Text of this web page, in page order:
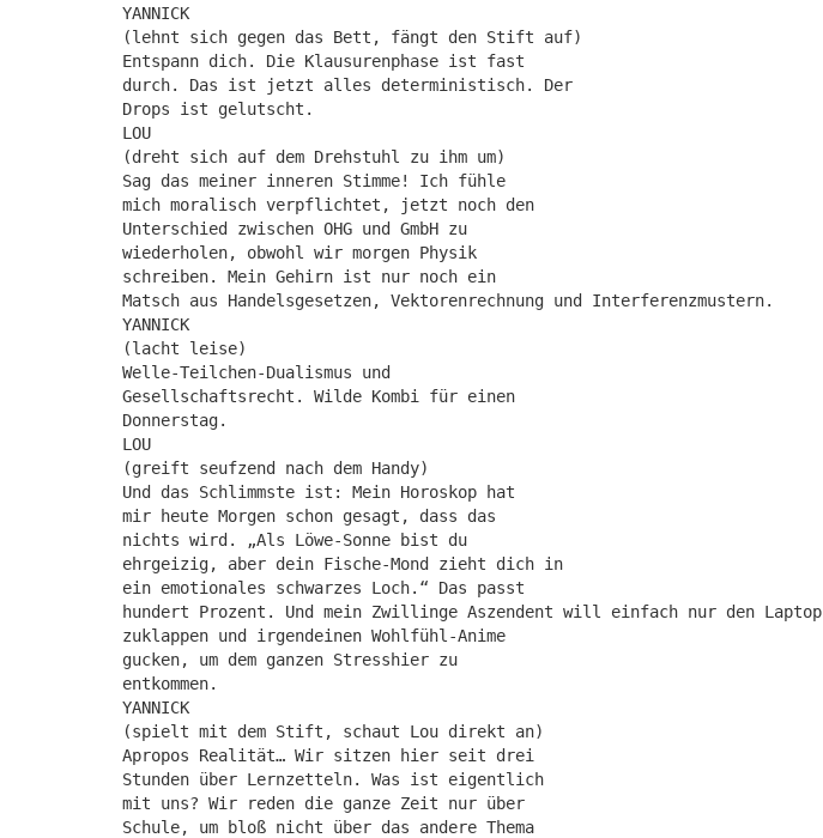
YANNICK
(lehnt sich gegen das Bett, fängt den Stift auf)
Entspann dich. Die Klausurenphase ist fast
durch. Das ist jetzt alles deterministisch. Der
Drops ist gelutscht.
LOU
(dreht sich auf dem Drehstuhl zu ihm um)
Sag das meiner inneren Stimme! Ich fühle
mich moralisch verpflichtet, jetzt noch den
Unterschied zwischen OHG und GmbH zu
wiederholen, obwohl wir morgen Physik
schreiben. Mein Gehirn ist nur noch ein
Matsch aus Handelsgesetzen, Vektorenrechnung und Interferenzmustern.
YANNICK
(lacht leise)
Welle-Teilchen-Dualismus und
Gesellschaftsrecht. Wilde Kombi für einen
Donnerstag.
LOU
(greift seufzend nach dem Handy)
Und das Schlimmste ist: Mein Horoskop hat
mir heute Morgen schon gesagt, dass das
nichts wird. „Als Löwe-Sonne bist du
ehrgeizig, aber dein Fische-Mond zieht dich in
ein emotionales schwarzes Loch.“ Das passt
hundert Prozent. Und mein Zwillinge Aszendent will einfach nur den Laptop
zuklappen und irgendeinen Wohlfühl-Anime
gucken, um dem ganzen Stresshier zu
entkommen.
YANNICK
(spielt mit dem Stift, schaut Lou direkt an)
Apropos Realität… Wir sitzen hier seit drei
Stunden über Lernzetteln. Was ist eigentlich
mit uns? Wir reden die ganze Zeit nur über
Schule, um bloß nicht über das andere Thema